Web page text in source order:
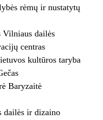
rėmų ir nustatytų
Vilniaus dailės
centras
kultūros taryba
Baryzaitė
dailės ir dizaino